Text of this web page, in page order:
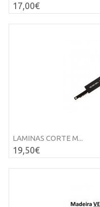
17,00€
LAMINAS CORTE M...
19,50€